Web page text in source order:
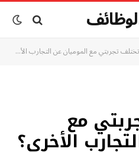
تجربتي مع الموميان عن التجارب الأخرى؟
مع
الأخرى؟